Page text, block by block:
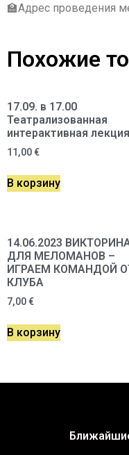
🏫Адрес проведения
Похожие
17.09. в 17.00
Театрализованная
интерактивная лекция
11,00€
В корзину
14.06.2023
ДЛЯ МЕЛОМАНОВ –
ИГРАЕМ КОМАНДОЙ
КЛУБА
7,00€
В корзину